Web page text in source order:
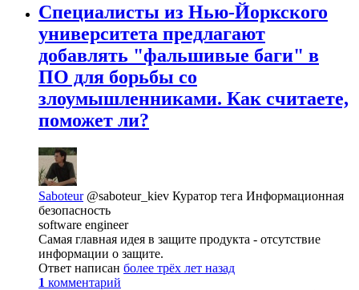
Специалисты из Нью-Йоркского
университета предлагают
добавлять "фальшивые баги" в
ПО для борьбы со
злоумышленниками. Как считаете,
поможет ли?
Saboteur @saboteur_kiev Куратор тега Информационная
безопасность
software engineer
Самая главная идея в защите продукта - отсутствие
информации о защите.
Ответ написан более трёх лет назад
1 комментарий